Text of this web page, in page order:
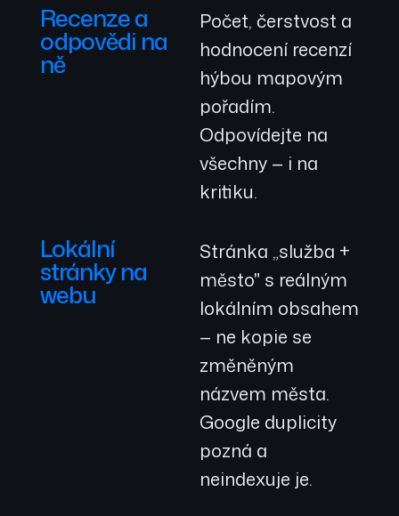
Recenze a
odpovědi na
ně
Počet, čerstvost a
hodnocení recenzí
hýbou mapovým
pořadím.
Odpovídejte na
všechny — i na
kritiku.
Lokální
stránky na
webu
Stránka „služba +
město" s reálným
lokálním obsahem
— ne kopie se
změněným
názvem města.
Google duplicity
pozná a
neindexuje je.